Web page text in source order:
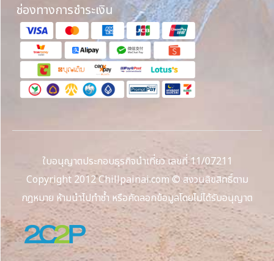
ช่องทางการชำระเงิน
ใบอนุญาตประกอบธุรกิจนำเที่ยว เลขที่ 11/07211
Copyright 2012 Chillpainai.com © สงวนลิขสิทธิ์ตาม
กฎหมาย ห้ามนำไปทำซ้ำ หรือคัดลอกข้อมูลโดยไม่ได้รับอนุญาต